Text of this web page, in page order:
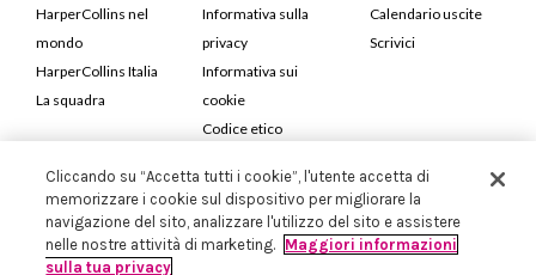
HarperCollins nel
mondo
HarperCollins Italia
La squadra
Informativa sulla
privacy
Informativa sui
cookie
Codice etico
Calendario uscite
Scrivici
HarperCollins Italia S.p.A. Viale Monte Nero, 84 - 20135 Milano
Cod. Fiscale e P.IVA 05946780151 - Capitale Sociale 258.250 €
Iscritta in Milano al Registro delle imprese nr.198004 e REA nr.1051898
Cliccando su “Accetta tutti i cookie”, l'utente accetta di
memorizzare i cookie sul dispositivo per migliorare la
navigazione del sito, analizzare l'utilizzo del sito e assistere
nelle nostre attività di marketing. Maggiori informazioni
sulla tua privacy